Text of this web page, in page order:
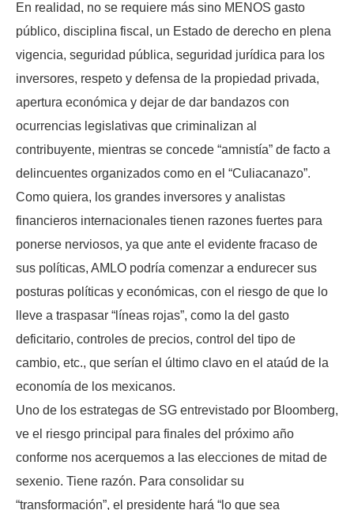
En realidad, no se requiere más sino MENOS gasto
público, disciplina fiscal, un Estado de derecho en plena
vigencia, seguridad pública, seguridad jurídica para los
inversores, respeto y defensa de la propiedad privada,
apertura económica y dejar de dar bandazos con
ocurrencias legislativas que criminalizan al
contribuyente, mientras se concede “amnistía” de facto a
delincuentes organizados como en el “Culiacanazo”.
Como quiera, los grandes inversores y analistas
financieros internacionales tienen razones fuertes para
ponerse nerviosos, ya que ante el evidente fracaso de
sus políticas, AMLO podría comenzar a endurecer sus
posturas políticas y económicas, con el riesgo de que lo
lleve a traspasar “líneas rojas”, como la del gasto
deficitario, controles de precios, control del tipo de
cambio, etc., que serían el último clavo en el ataúd de la
economía de los mexicanos.
Uno de los estrategas de SG entrevistado por Bloomberg,
ve el riesgo principal para finales del próximo año
conforme nos acerquemos a las elecciones de mitad de
sexenio. Tiene razón. Para consolidar su
“transformación”, el presidente hará “lo que sea